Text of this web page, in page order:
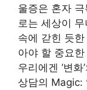
울증은 혼자
로는 세상이
속에 갇힌 듯
아야 할 중요
우리에겐 ‘변
상담의 Magic: